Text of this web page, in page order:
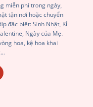
miễn phí trong ngày,
tận nơi hoặc chuyển
đặc biệt: Sinh Nhật, Kỉ
Ngày của Mẹ.
hoa, kệ hoa khai